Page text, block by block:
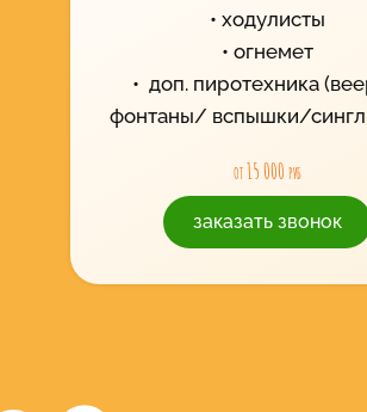
ходулисты
огнемет
доп. пиротехника
фонтаны/ вспышки/
от 15 000 руб
заказать звонок